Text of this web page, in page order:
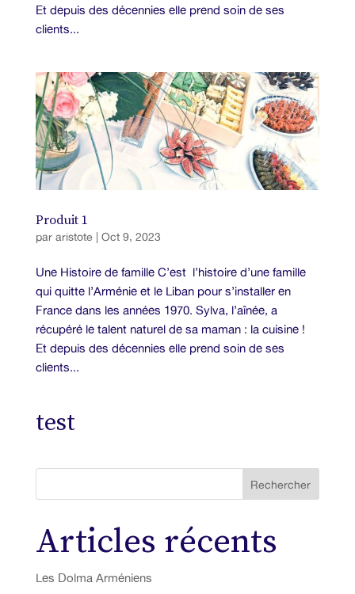
Et depuis des décennies elle prend soin de ses
clients...
Produit 1
par aristote | Oct 9, 2023
Une Histoire de famille C’est l’histoire d’une famille
qui quitte l’Arménie et le Liban pour s’installer en
France dans les années 1970. Sylva, l’aînée, a
récupéré le talent naturel de sa maman : la cuisine !
Et depuis des décennies elle prend soin de ses
clients...
test
Rechercher
Articles récents
Les Dolma Arméniens